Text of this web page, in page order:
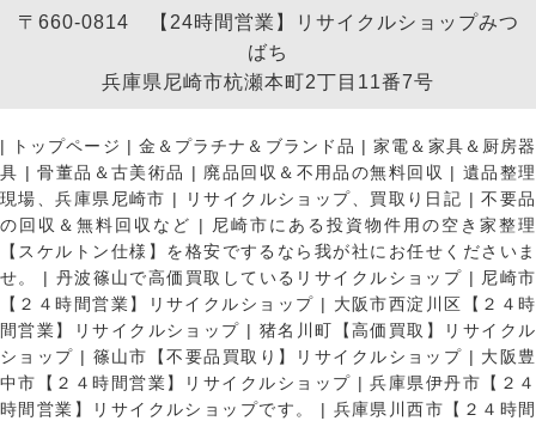
〒660-0814 【24時間営業】リサイクルショップみつ
ばち
兵庫県尼崎市杭瀬本町2丁目11番7号
| トップページ | 金＆プラチナ＆ブランド品 |家電＆家具＆厨房器
具 |骨董品＆古美術品 | 廃品回収＆不用品の無料回収 | 遺品整理
現場、兵庫県尼崎市 | リサイクルショップ、買取り日記 |不要品
の回収＆無料回収など |
尼崎市にある投資物件用の空き家整理
【スケルトン仕様】を格安でするなら我が社にお任せくださいま
せ。
| 丹波篠山で高価買取しているリサイクルショップ | 尼崎市
【２４時間営業】リサイクルショップ | 大阪市西淀川区【２４時
間営業】リサイクルショップ | 猪名川町【高価買取】リサイクル
ショップ | 篠山市【不要品買取り】リサイクルショップ | 大阪豊
中市【２４時間営業】リサイクルショップ |兵庫県伊丹市【２４
時間営業】リサイクルショップです。
| 兵庫県川西市【２４時間